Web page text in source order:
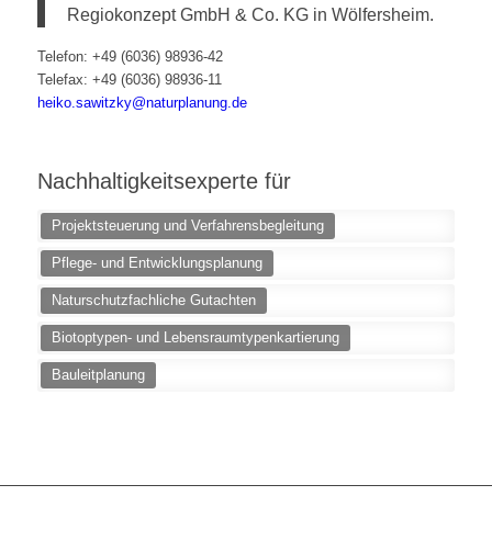
Regiokonzept GmbH & Co. KG in Wölfersheim.
Telefon: +49 (6036) 98936-42
Telefax: +49 (6036) 98936-11
heiko.sawitzky@naturplanung.de
Nachhaltigkeitsexperte für
Projektsteuerung und Verfahrensbegleitung
Pflege- und Entwicklungsplanung
Naturschutzfachliche Gutachten
Biotoptypen- und Lebensraumtypenkartierung
Bauleitplanung